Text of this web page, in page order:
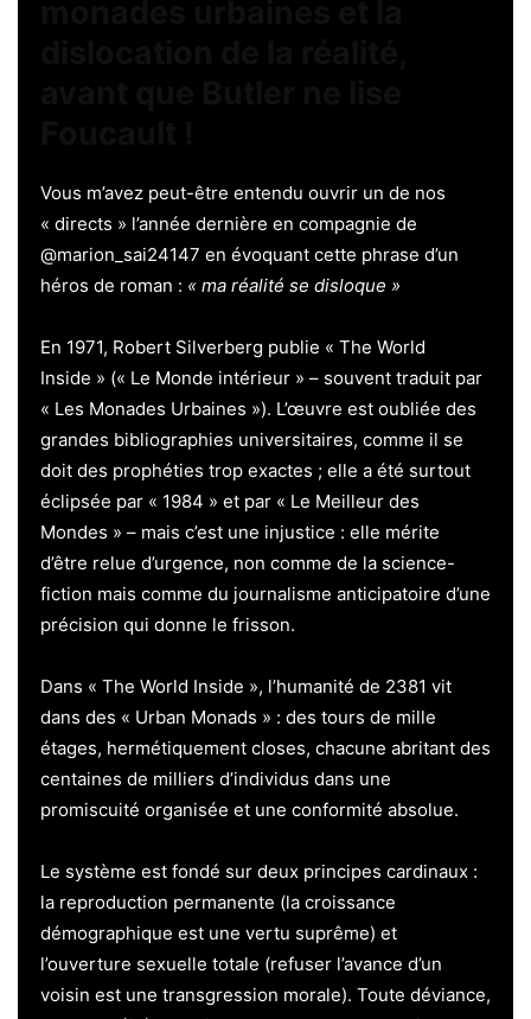
Vous m’avez peut-être entendu ouvrir un de nos
« directs » l’année dernière en compagnie de
@marion_sai24147 en évoquant cette phrase d’un
héros de roman : « ma réalité se disloque »
En 1971, Robert Silverberg publie « The World
Inside » (« Le Monde intérieur » – souvent traduit par
« Les Monades Urbaines »). L’œuvre est oubliée des
grandes bibliographies universitaires, comme il se
doit des prophéties trop exactes ; elle a été surtout
éclipsée par « 1984 » et par « Le Meilleur des
Mondes » – mais c’est une injustice : elle mérite
d’être relue d’urgence, non comme de la science-
fiction mais comme du journalisme anticipatoire d’une
précision qui donne le frisson.
Dans « The World Inside », l’humanité de 2381 vit
dans des « Urban Monads » : des tours de mille
étages, hermétiquement closes, chacune abritant des
centaines de milliers d’individus dans une
promiscuité organisée et une conformité absolue.
Le système est fondé sur deux principes cardinaux :
la reproduction permanente (la croissance
démographique est une vertu suprême) et
l’ouverture sexuelle totale (refuser l’avance d’un
voisin est une transgression morale). Toute déviance,